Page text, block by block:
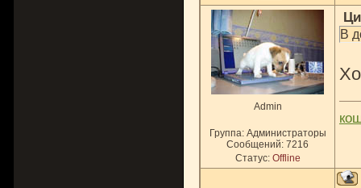
Admin
Группа: Администраторы
Сообщений: 7216
Статус: Offline
В